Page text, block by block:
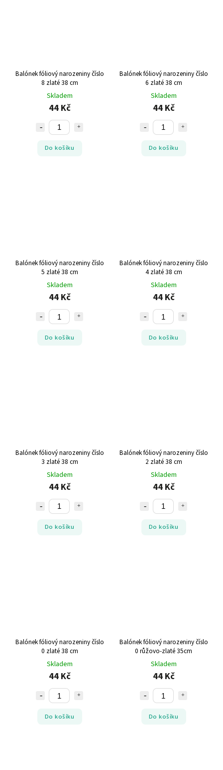
Balónek fóliový narozeniny číslo
8 zlaté 38 cm
Skladem
44 Kč
Do košíku
Balónek fóliový narozeniny číslo
6 zlaté 38 cm
Skladem
44 Kč
Do košíku
Balónek fóliový narozeniny číslo
5 zlaté 38 cm
Skladem
44 Kč
Do košíku
Balónek fóliový narozeniny číslo
4 zlaté 38 cm
Skladem
44 Kč
Do košíku
Balónek fóliový narozeniny číslo
3 zlaté 38 cm
Skladem
44 Kč
Do košíku
Balónek fóliový narozeniny číslo
2 zlaté 38 cm
Skladem
44 Kč
Do košíku
Balónek fóliový narozeniny číslo
0 zlaté 38 cm
Skladem
44 Kč
Do košíku
Balónek fóliový narozeniny číslo
0 růžovo-zlaté 35cm
Skladem
44 Kč
Do košíku